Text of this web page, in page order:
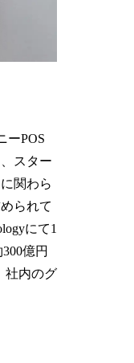
ーPOS
スター
関わら
られて
にて1
億円
社内のグ